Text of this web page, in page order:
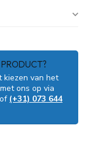
kiezen van het
ons op via
of (+31) 073 644